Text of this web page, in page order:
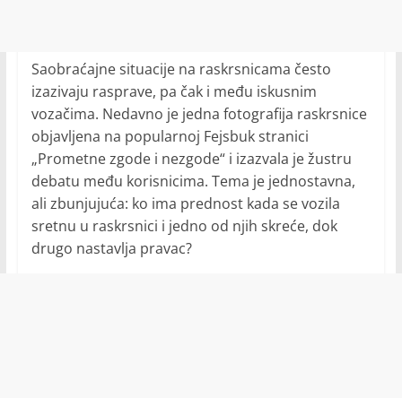
Saobraćajne situacije na raskrsnicama često
izazivaju rasprave, pa čak i među iskusnim
vozačima. Nedavno je jedna fotografija raskrsnice
objavljena na popularnoj Fejsbuk stranici
„Prometne zgode i nezgode“ i izazvala je žustru
debatu među korisnicima. Tema je jednostavna,
ali zbunjujuća: ko ima prednost kada se vozila
sretnu u raskrsnici i jedno od njih skreće, dok
drugo nastavlja pravac?